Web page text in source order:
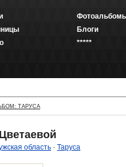
Блоги
*****
ТАРУСА
область - Таруса